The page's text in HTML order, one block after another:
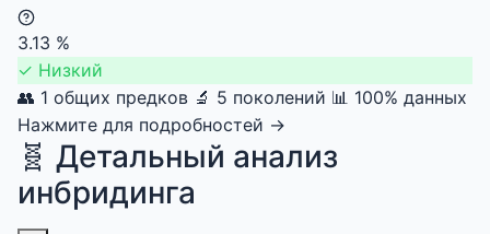
3.13 %
✓ Низкий
👥 1 общих предков 🔬 5 поколений 📊 100% данных
Нажмите для подробностей →
🧬 Детальный анализ
инбридинга